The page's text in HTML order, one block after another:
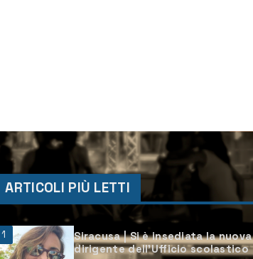
ARTICOLI PIÙ LETTI
1
Siracusa | Si è insediata la nuova
dirigente dell’Ufficio scolastico